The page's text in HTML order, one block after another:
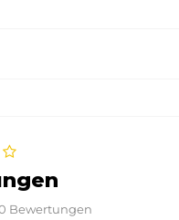
Bewertungen